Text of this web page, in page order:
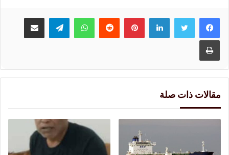
لينكدإنبينتيريست واتسابتيلقرام مشاركة عبر البريد
طباعة
مقالات ذات صلة